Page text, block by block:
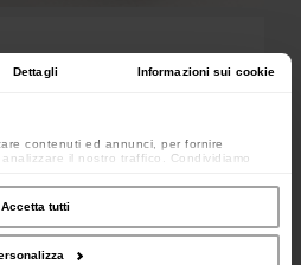
Dettagli Informazioni sui cookie
contenuti ed annunci, per fornire
il nostro traffico. Condividiamo
e social media, i quali potrebbero
hai fornito loro o che hanno raccolto dal
Accetta tutti